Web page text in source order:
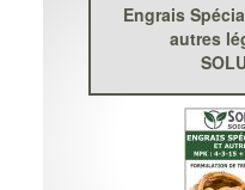
Engrais
autres